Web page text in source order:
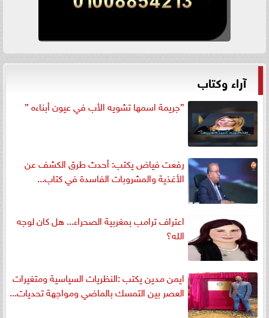
آراء وكتاب
”جريمة اسمها تشويه الأب في عيون أبناءه ”
رفعت فياض يكتب: أحدث طرق الكشف عن
الأغذية والمشروبات الفاسدة في كتاب...
اعتراف ترامب بمغربية الصحراء... هل كان لوجه
الله؟
ايمن مدين يكتب :النظريات السياسية ومتغيرات
العصر بين التمسك بالماضي ومواجهة تحديات...